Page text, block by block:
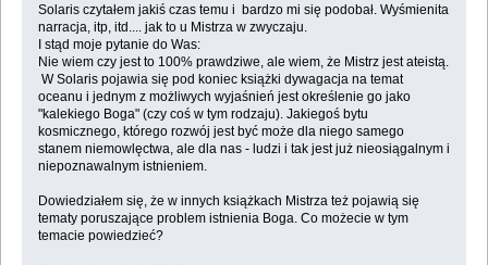
Solaris czytałem jakiś czas temu i bardzo mi się podobał. Wyśmienita
narracja, itp, itd.... jak to u Mistrza w zwyczaju.
I stąd moje pytanie do Was:
Nie wiem czy jest to 100% prawdziwe, ale wiem, że Mistrz jest ateistą.
W Solaris pojawia się pod koniec książki dywagacja na temat
oceanu i jednym z możliwych wyjaśnień jest określenie go jako
"kalekiego Boga" (czy coś w tym rodzaju). Jakiegoś bytu
kosmicznego, którego rozwój jest być może dla niego samego
stanem niemowlęctwa, ale dla nas - ludzi i tak jest już nieosiągalnym i
niepoznawalnym istnieniem.
Dowiedziałem się, że w innych książkach Mistrza też pojawią się
tematy poruszające problem istnienia Boga. Co możecie w tym
temacie powiedzieć?